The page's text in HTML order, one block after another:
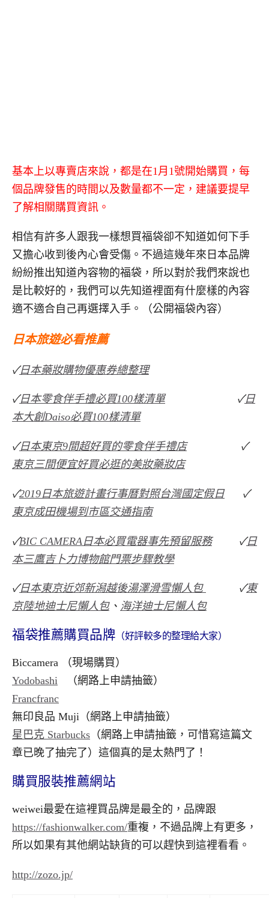
基本上以專賣店來說，都是在1月 1號開始購買，每
個品牌發售的時間以及數量都不一定，建議要提早
了解相關購買資訊。
相信有許多人跟我一樣想買福袋卻不知道如何下手
又擔心收到後內心會受傷。不過這幾年來日本品牌
紛紛推出知道內容物的福袋，所以對於我們來說也
是比較好的，我們可以先知道裡面有什麼樣的內容
適不適合自己再選擇入手。（公開福袋內容）
日本旅遊必看推薦
✓日本藥妝購物優惠券總整理
✓日本零食伴手禮必買100樣清單✓日
本大創Daiso必買100樣清單
✓日本東京9間超好買的零食伴手禮店✓
東京三間便宜好買必逛的美妝藥妝店
✓2019日本旅遊計畫行事曆對照台灣國定假日✓
東京成田機場到市區交通指南
✓BIC CAMERA日本必買電器事先預留服務✓日
本三鷹吉卜力博物館門票步驟教學
✓日本東京近郊新潟越後湯澤滑雪懶人包 ✓東
京陸地迪士尼懶人包、 海洋迪士尼懶人包
福袋推薦購買品牌 （好評較多的整理給大家）
Biccamera （現場購買）
Yodobashi （網路上申請抽籤）
Francfranc
無印良品 Muji（網路上申請抽籤）
星巴克 Starbucks （網路上申請抽籤，可惜寫這篇文
章已晚了抽完了）這個真的是太熱門了！
購買服裝推薦網站
weiwei最愛在這裡買品牌是最全的，品牌跟
https://fashionwalker.com/重複，不過品牌上有更多，
所以如果有其他網站缺貨的可以趕快到這裡看看。
http://zozo.jp/